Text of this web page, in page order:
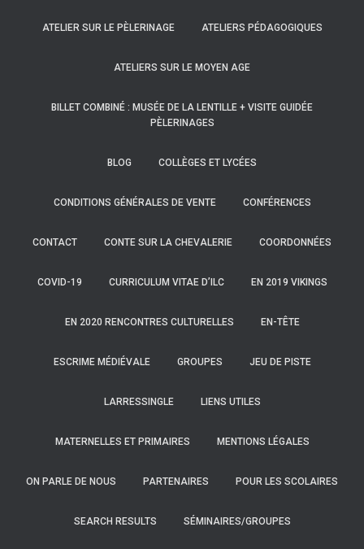
ATELIER SUR LE PÈLERINAGE ATELIERS PÉDAGOGIQUES
ATELIERS SUR LE MOYEN AGE
BILLET COMBINÉ : MUSÉE DE LA LENTILLE + VISITE GUIDÉE
PÈLERINAGES
BLOG COLLÈGES ET LYCÉES
CONDITIONS GÉNÉRALES DE VENTE CONFÉRENCES
CONTACT CONTE SUR LA CHEVALERIE COORDONNÉES
COVID-19 CURRICULUM VITAE D’ILC EN 2019 VIKINGS
EN 2020 RENCONTRES CULTURELLES EN-TÊTE
ESCRIME MÉDIÉVALE GROUPES JEU DE PISTE
LARRESSINGLE LIENS UTILES
MATERNELLES ET PRIMAIRES MENTIONS LÉGALES
ON PARLE DE NOUS PARTENAIRES POUR LES SCOLAIRES
SEARCH RESULTS SÉMINAIRES/GROUPES